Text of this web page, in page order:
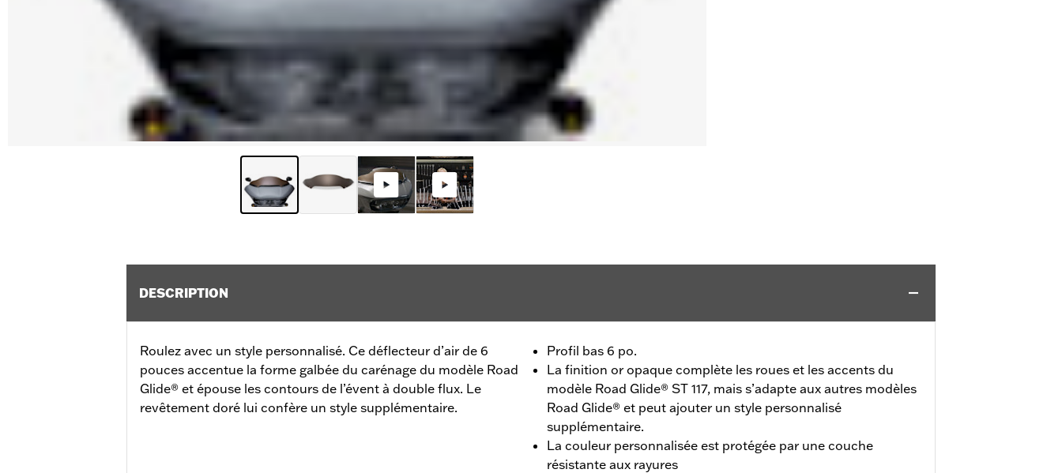
DESCRIPTION
Roulez avec un style personnalisé. Ce déflecteur d’air de 6
pouces accentue la forme galbée du carénage du modèle Road
Glide® et épouse les contours de l’évent à double flux. Le
revêtement doré lui confère un style supplémentaire.
Profil bas 6 po.
La finition or opaque complète les roues et les accents du
modèle Road Glide® ST 117, mais s’adapte aux autres modèles
Road Glide® et peut ajouter un style personnalisé
supplémentaire.
La couleur personnalisée est protégée par une couche
résistante aux rayures